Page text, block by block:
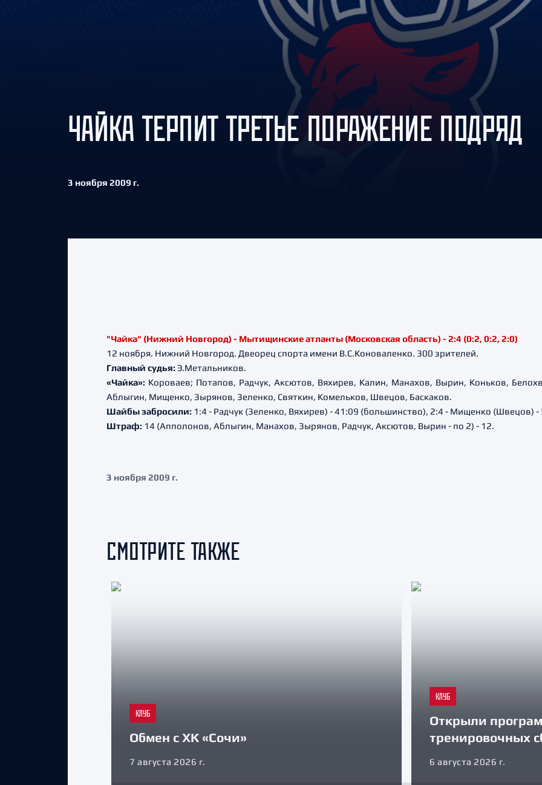
Амур
Барыс
Салават Юлаев
Сибирь
ЧАЙКА ТЕРПИТ ТРЕТЬЕ ПОРАЖЕНИЕ ПОДРЯД
3 ноября 2009 г.
"Чайка" (Нижний Новгород) - Мытищинские атланты (Московская область) - 2:4 (0:2, 0:2, 2:0)
12 ноября. Нижний Новгород. Двеорец спорта имени В.С.Коноваленко. 300 зрителей.
Главный судья: Э.Метальников.
«Чайка»: Короваев; Потапов, Радчук, Аксютов, Вяхирев, Калин, Манахов, Вырин, Коньков,
Аблыгин, Мищенко, Зырянов, Зеленко, Святкин, Комельков, Швецов, Баскаков.
Шайбы забросили: 1:4 - Радчук (Зеленко, Вяхирев) - 41:09 (большинство), 2:4 - Мищенко (Швецов) -
Штраф: 14 (Апполонов, Аблыгин, Манахов, Зырянов, Радчук, Аксютов, Вырин - по 2) - 12.
3 ноября 2009 г.
СМОТРИТЕ ТАКЖЕ
КЛУБ
Обмен с ХК «Сочи»
7 августа 2026 г.
КЛУБ
Открыли
тренировочных
6 августа 2026 г.